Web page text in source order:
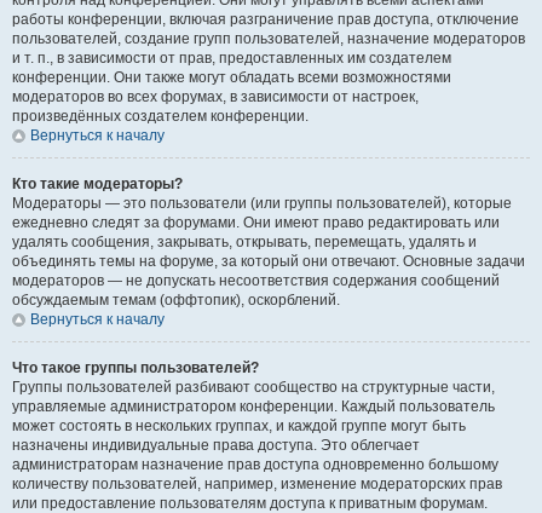
работы конференции, включая разграничение прав доступа, отключение
пользователей, создание групп пользователей, назначение модераторов
и т. п., в зависимости от прав, предоставленных им создателем
конференции. Они также могут обладать всеми возможностями
модераторов во всех форумах, в зависимости от настроек,
произведённых создателем конференции.
Вернуться к началу
Кто такие модераторы?
Модераторы — это пользователи (или группы пользователей), которые
ежедневно следят за форумами. Они имеют право редактировать или
удалять сообщения, закрывать, открывать, перемещать, удалять и
объединять темы на форуме, за который они отвечают. Основные задачи
модераторов — не допускать несоответствия содержания сообщений
обсуждаемым темам (оффтопик), оскорблений.
Вернуться к началу
Что такое группы пользователей?
Группы пользователей разбивают сообщество на структурные части,
управляемые администратором конференции. Каждый пользователь
может состоять в нескольких группах, и каждой группе могут быть
назначены индивидуальные права доступа. Это облегчает
администраторам назначение прав доступа одновременно большому
количеству пользователей, например, изменение модераторских прав
или предоставление пользователям доступа к приватным форумам.